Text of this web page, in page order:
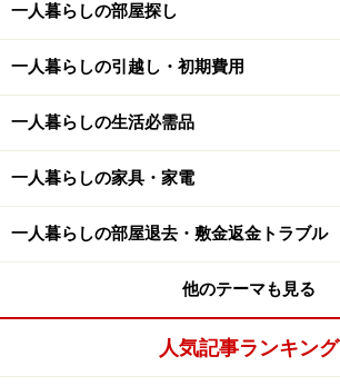
一人暮らしの部屋探し
一人暮らしの引越し・初期費用
一人暮らしの生活必需品
一人暮らしの家具・家電
一人暮らしの部屋退去・敷金返金トラブル
他のテーマも見る
人気記事ランキング